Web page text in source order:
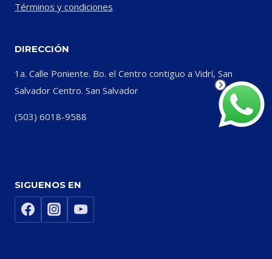
Términos y condiciones
DIRECCIÓN
1a. Calle Poniente. Bo. el Centro contiguo a Vidrí, San
Salvador Centro. San Salvador
(503) 6018-9588
SIGUENOS EN